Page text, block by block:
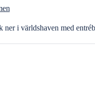
i världshaven med